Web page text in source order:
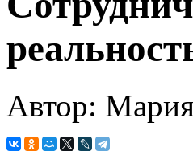
Автор: